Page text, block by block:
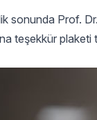
Prof.
teşekkür plaketi